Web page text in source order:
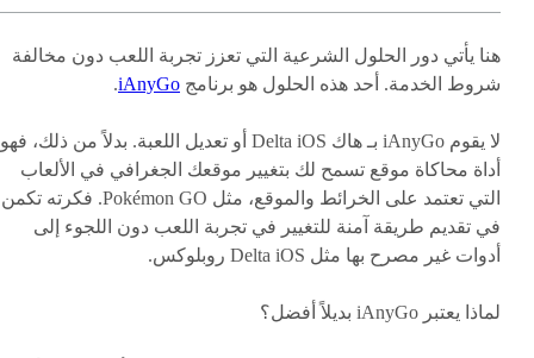
هنا يأتي دور الحلول الشرعية التي تعزز تجربة اللعب دون مخالفة
شروط الخدمة. أحد هذه الحلول هو برنامج iAnyGo
.
لا يقوم iAnyGo بـ هاك Delta iOS أو تعديل اللعبة. بدلاً من ذلك، فهو
أداة محاكاة موقع تسمح لك بتغيير موقعك الجغرافي في الألعاب
التي تعتمد على الخرائط والموقع، مثل Pokémon GO. فكرته تكمن
في تقديم طريقة آمنة للتغيير في تجربة اللعب دون اللجوء إلى
أدوات غير مصرح بها مثل Delta iOS روبلوكس.
لماذا يعتبر iAnyGo بديلاً أفضل؟